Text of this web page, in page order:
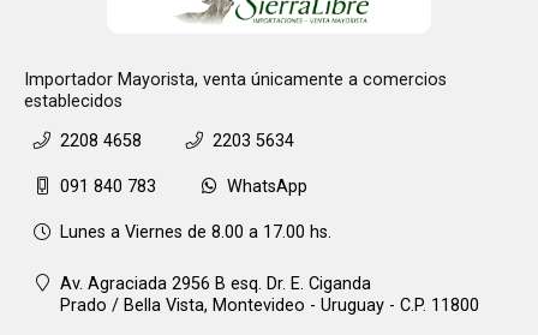
Importador Mayorista, venta únicamente a comercios
establecidos
2208 4658
2203 5634
091 840 783 WhatsApp
Lunes a Viernes de 8.00 a 17.00 hs.
Av. Agraciada 2956 B esq. Dr. E. Ciganda
Prado / Bella Vista, Montevideo - Uruguay - C.P. 11800